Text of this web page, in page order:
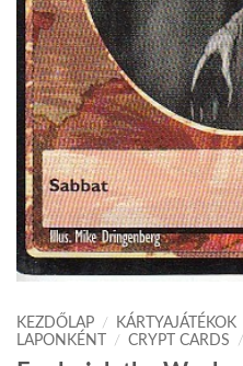
KEZDŐLAP / KÁRTYAJÁTÉKOK
LAPONKÉNT
/ CRYPT CARDS /